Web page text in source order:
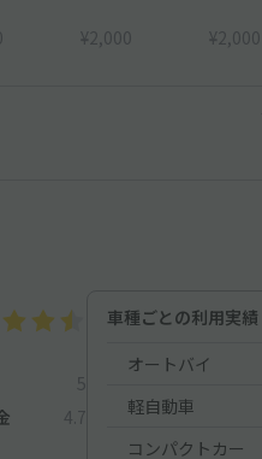
¥2,000 ¥2,000
5
4.7
車種ごとの利用実績
オートバイ
軽自動車
コンパクトカー